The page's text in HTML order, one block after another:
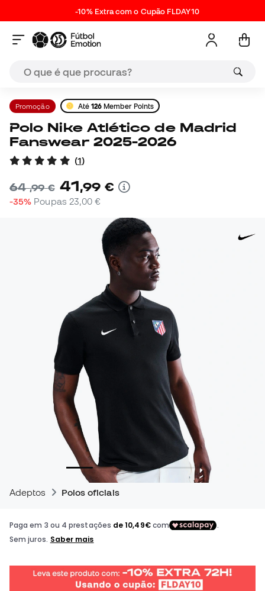
-10% Extra com o Cupão FLDAY10
Promoção Até 126 Member Points
Polo Nike Atlético de Madrid
Fanswear 2025-2026
(1)
64,99 € 41,99 €
-35% Poupas 23,00 €
Adeptos Polos oficiais